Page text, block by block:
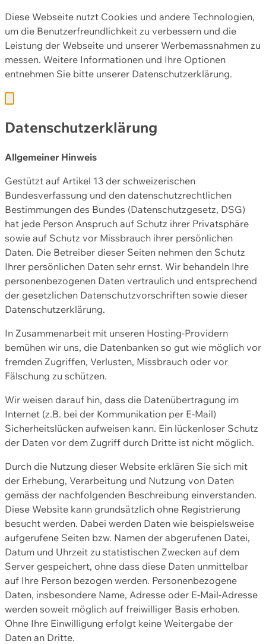
Diese Webseite nutzt Cookies und andere Technologien,
um die Benutzerfreundlichkeit zu verbessern und die
Leistung der Webseite und unserer Werbemassnahmen zu
messen. Weitere Informationen und Ihre Optionen
entnehmen Sie bitte unserer Datenschutzerklärung.
Datenschutzerklärung
Allgemeiner Hinweis
Gestützt auf Artikel 13 der schweizerischen
Bundesverfassung und den datenschutzrechtlichen
Bestimmungen des Bundes (Datenschutzgesetz, DSG)
hat jede Person Anspruch auf Schutz ihrer Privatsphäre
sowie auf Schutz vor Missbrauch ihrer persönlichen
Daten. Die Betreiber dieser Seiten nehmen den Schutz
Ihrer persönlichen Daten sehr ernst. Wir behandeln Ihre
personenbezogenen Daten vertraulich und entsprechend
der gesetzlichen Datenschutzvorschriften sowie dieser
Datenschutzerklärung.
In Zusammenarbeit mit unseren Hosting-Providern
bemühen wir uns, die Datenbanken so gut wie möglich vor
fremden Zugriffen, Verlusten, Missbrauch oder vor
Fälschung zu schützen.
Wir weisen darauf hin, dass die Datenübertragung im
Internet (z.B. bei der Kommunikation per E-Mail)
Sicherheitslücken aufweisen kann. Ein lückenloser Schutz
der Daten vor dem Zugriff durch Dritte ist nicht möglich.
Durch die Nutzung dieser Website erklären Sie sich mit
der Erhebung, Verarbeitung und Nutzung von Daten
gemäss der nachfolgenden Beschreibung einverstanden.
Diese Website kann grundsätzlich ohne Registrierung
besucht werden. Dabei werden Daten wie beispielsweise
aufgerufene Seiten bzw. Namen der abgerufenen Datei,
Datum und Uhrzeit zu statistischen Zwecken auf dem
Server gespeichert, ohne dass diese Daten unmittelbar
auf Ihre Person bezogen werden. Personenbezogene
Daten, insbesondere Name, Adresse oder E-Mail-Adresse
werden soweit möglich auf freiwilliger Basis erhoben.
Ohne Ihre Einwilligung erfolgt keine Weitergabe der
Daten an Dritte.